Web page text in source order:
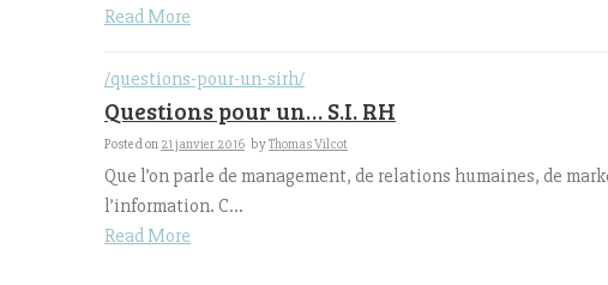
Read More
/questions-pour-un-sirh/
Questions pour un… S.I. RH
Posted on 21 janvier 2016 byThomas Vilcot
Que l’on parle de management, de relations humaines, de
l’information. C...
Read More